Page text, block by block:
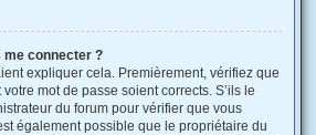
me connecter ?
expliquer cela. Premièrement, vérifiez que
mot de passe soient corrects. S’ils le
du forum pour vérifier que vous
également possible que le propriétaire du